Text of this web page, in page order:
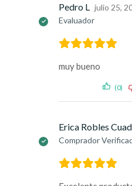
Pedro L
Evaluador
julio 25,
muy bueno
(0)
Erica Robles
Comprador